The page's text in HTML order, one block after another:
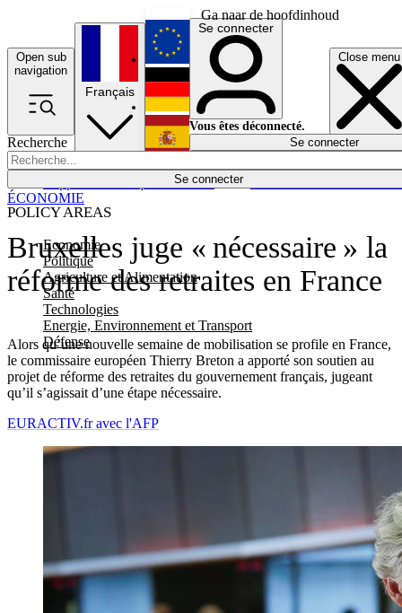
Ga naar de hoofdinhoud
Open sub
navigation
Close menu
Recherche
Se connecter
POLICY AREAS
Economie
Politique
Agriculture et Alimentation
Santé
Technologies
Energie, Environnement et Transport
Défense
Économie
Français
English
Deutsch
Español
Se connecter
Vous êtes déconnecté.
Se connecter
Bruxelles juge « nécessaire » la
réforme des retraites en France
Alors qu’une nouvelle semaine de mobilisation se profile en France,
le commissaire européen Thierry Breton a apporté son soutien au
projet de réforme des retraites du gouvernement français, jugeant
qu’il s’agissait d’une étape nécessaire.
ÉCONOMIE
EURACTIV.fr avec l'AFP